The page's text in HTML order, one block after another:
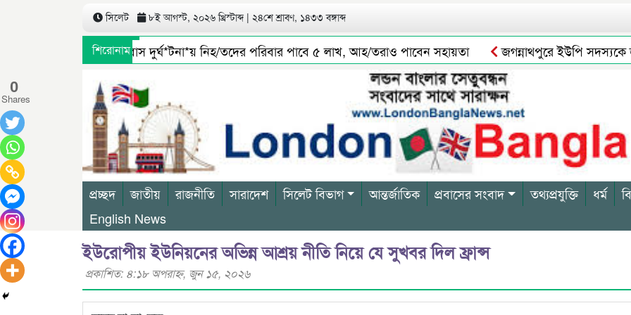
সিলেট ৮ই আগস্ট, ২০২৬ খ্রিস্টাব্দ | ২৪শে শ্রাবণ, ১৪৩৩ বঙ্গাব্দ
শিরোনাম
সিলেটে বাস দুর্ঘ*টনা*য় নিহ/তদের পরিবার পাবে ৫ লাখ, আহ/তরাও পাবেন সহায়তা জগন্নাথপুরে ইউপি সদস্যকে
জৈন্তাপুর সারী ৩ বালু মহালে অবৈধ ভাবে বালু উত্তোলনের সত্যতা পাওয়া যায় নি
সিলেটে যেসব এলাকায় আজ ৬ ঘণ্টা
প্রচ্ছদ জাতীয় রাজনীতি সারাদেশ সিলেট বিভাগ আন্তর্জাতিক প্রবাসের সংবাদ তথ্যপ্রযুক্তি ধর্ম
English News
ইউরোপীয় ইউনিয়নের অভিন্ন আশ্রয় নীতি নিয়ে যে সুখবর দিল ফ্রান্স
প্রকাশিত: ৪:১৮ অপরাহ্ণ, জুন ১৫, ২০২৬
0
Shares